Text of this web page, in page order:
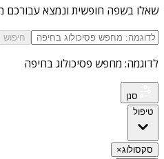
שאלו בשפה חופשית ונמצא עבורכם
חיפוש
לדוגמה: מחפש פסיכולוג בחיפה
סנן
טיפול
סקסולוג×